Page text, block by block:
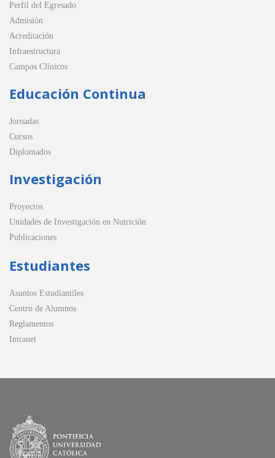
Perfil del Egresado
Admisión
Acreditación
Infraestructura
Campos Clínicos
Educación Continua
Jornadas
Cursos
Diplomados
Investigación
Proyectos
Unidades de Investigación en Nutrición
Publicaciones
Estudiantes
Asuntos Estudiantiles
Centro de Alumnos
Reglamentos
Intranet